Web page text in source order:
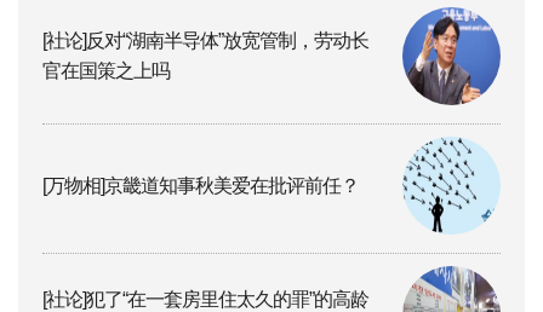
[社论]反对“湖南半导体”放宽管制，劳动长
官在国策之上吗
[万物相]京畿道知事秋美爱在批评前任？
[社论]犯了“在一套房里住太久的罪”的高龄